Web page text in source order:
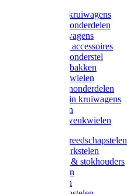
Landbouwkruiwagens
Kruiwagenonderdelen
Bouwkruiwagens
Kruiwagen accessoires
Kruiwagenonderstel
Kruiwagenbakken
Kruiwagenwielen
Steekwagenonderdelen
Huis en Tuin kruiwagens
Steekwagen
Bok- en Zwenkwielen
Overige gereedschapstelen
Bezem-/Harkstelen
Handvaten & stokhouders
Hamerstelen
Spadestelen